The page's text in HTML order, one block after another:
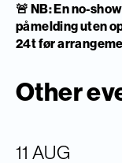
🚨 NB: En no-
påmelding uten
24t før
Other
11 AUG